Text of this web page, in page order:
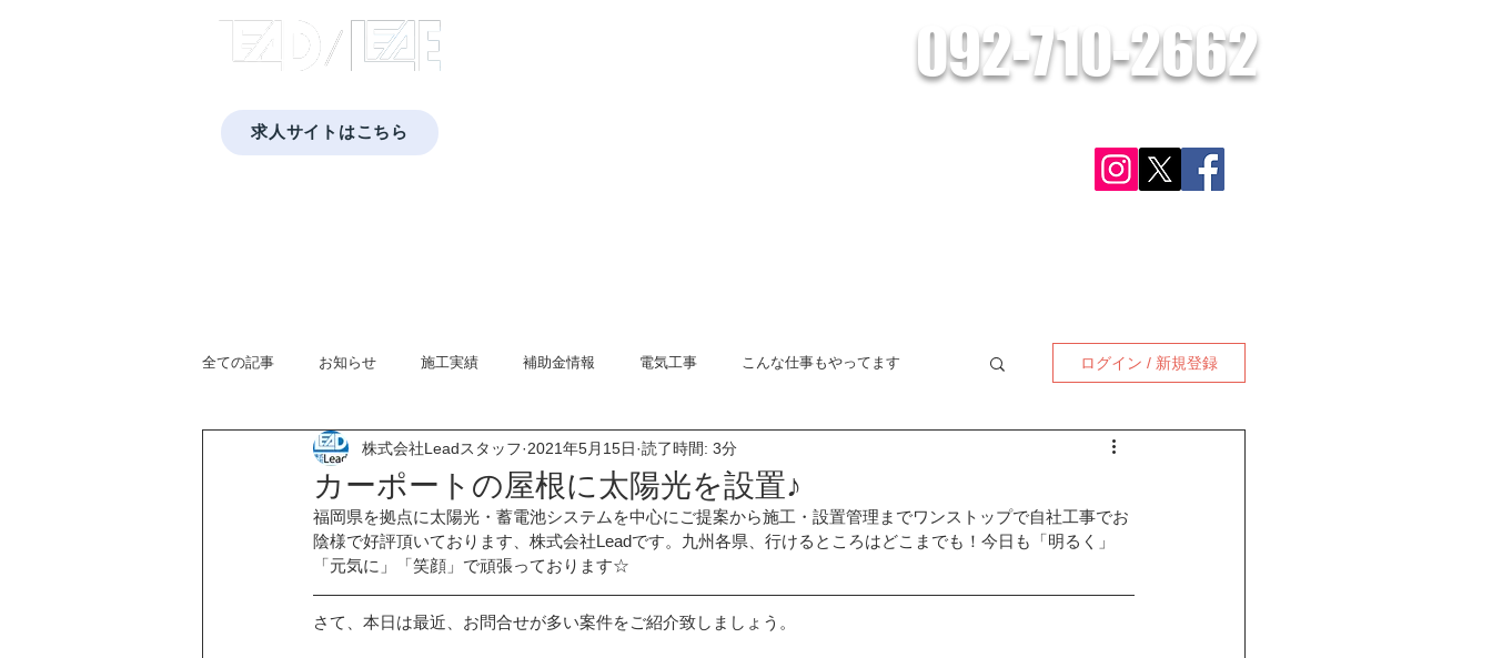
092-710-2662
求人サイトはこちら
全ての記事 お知らせ 施工実績 補助金情報 電気工事 こんな仕事もやってます
蓄電池システム 太陽光発電システム 創蓄連携システム
お客様の声 カーポート設置 田淵電機 ウッドデッキ設置
ニチコンの蓄電池 ソーラーカーポート 工場に設置 プライバシーポリシー
ログイン / 新規登録
カーポートの屋根に太陽光を設置♪
株式会社Leadスタッフ 2021年5月15日 読了時間: 3分
福岡県を拠点に太陽光・蓄電池システムを中心にご提案から施工・設置管理までワンストップで自社工事でお
陰様で好評頂いております、株式会社Leadです。九州各県、行けるところはどこまでも！今日も「明るく」
「元気に」「笑顔」で頑張っております☆
さて、本日は最近、お問合せが多い案件をご紹介致しましょう。